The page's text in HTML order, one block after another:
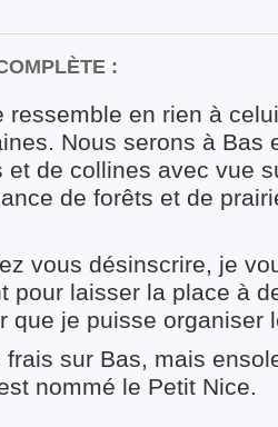
:
ressemble en rien à
Nous serons à Bas
et de collines avec vue
de forêts et de
vous désinscrire, je
pour laisser la place à
que je puisse organiser
frais sur Bas, mais
nommé le Petit Nice.